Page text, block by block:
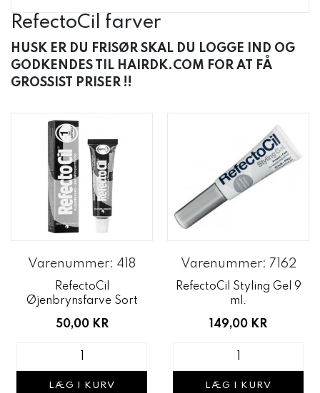
RefectoCil farver
HUSK ER DU FRISØR SKAL DU LOGGE IND OG
GODKENDES TIL HAIRDK.COM FOR AT FÅ
GROSSIST PRISER !!
Varenummer: 418
RefectoCil
Øjenbrynsfarve Sort
50,00 KR
LÆG I KURV
Varenummer: 7162
RefectoCil Styling Gel 9
ml.
149,00 KR
LÆG I KURV